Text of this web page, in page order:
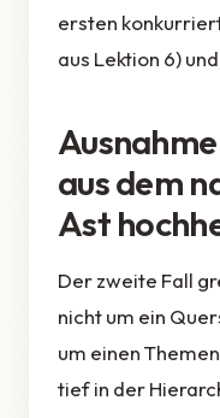
ersten
aus Lektion 6)
aus dem
Ast
Der zweite Fall
nicht um ein
um einen
tief in der